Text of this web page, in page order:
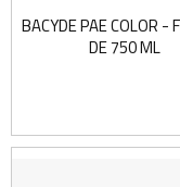
BACYDE PAE COLOR -
DE 750 ML